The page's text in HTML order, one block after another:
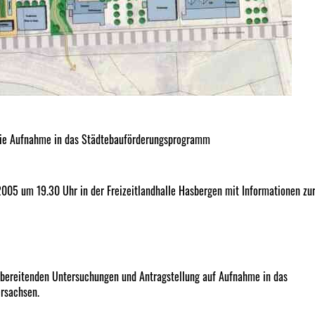
Aufnahme in das Städtebauförderungsprogramm
um 19.30 Uhr in der Freizeitlandhalle Hasbergen mit Informationen zur
Untersuchungen und Antragstellung auf Aufnahme in das